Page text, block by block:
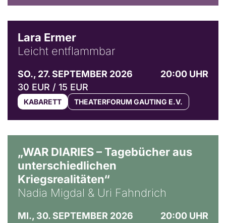
Lara Ermer
Leicht entflammbar
SO., 27. SEPTEMBER 2026
20:00 UHR
30 EUR / 15 EUR
KABARETT THEATERFORUM GAUTING E.V.
„WAR DIARIES – Tagebücher aus
unterschiedlichen
Kriegsrealitäten“
Nadia Migdal & Uri Fahndrich
MI., 30. SEPTEMBER 2026
20:00 UHR